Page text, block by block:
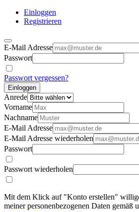
Einloggen
Registrieren
E-Mail Adresse
Passwort
Passwort vergessen?
Einloggen
Anrede
Vorname
Nachname
E-Mail Adresse
E-Mail Adresse wiederholen
Passwort
Passwort wiederholen
Mit dem Klick auf "Konto erstellen"
meiner personenbezogenen Daten gemäß